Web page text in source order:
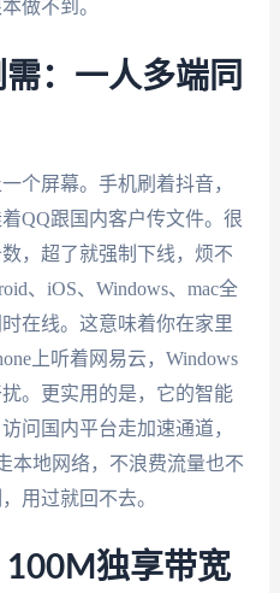
做不到。
：一人多端同
个屏幕。手机刷着抖音，
QQ跟国内客户传文件。很
，超了就强制下线，烦不
、iOS、Windows、mac全
在线。这意味着你在家里
上听着网易云，Windows
。更实用的是，它的智能
问国内平台走加速通道，
本地网络，不浪费流量也不
用过就回不去。
独享带宽